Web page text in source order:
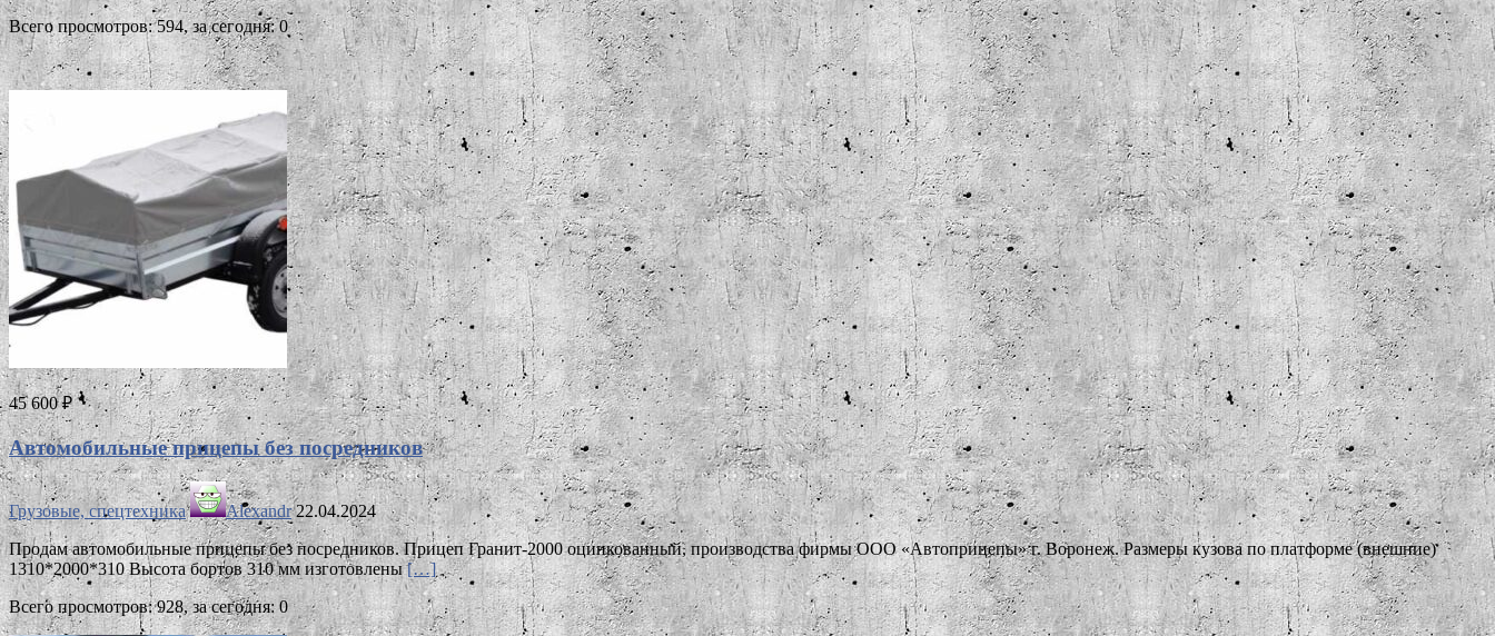
Всего просмотров: 594, за сегодня: 0
45 600 ₽
Автомобильные прицепы без посредников
Грузовые, спецтехника Alexandr 22.04.2024
Продам автомобильные прицепы без посредников. Прицеп Гранит-2000 оцинкованный, производства фирмы ООО «Автоприцепы» г. Воронеж. Размеры кузова по платформе (внешние)
1310*2000*310 Высота бортов 310 мм изготовлены[…]
Всего просмотров: 928, за сегодня: 0